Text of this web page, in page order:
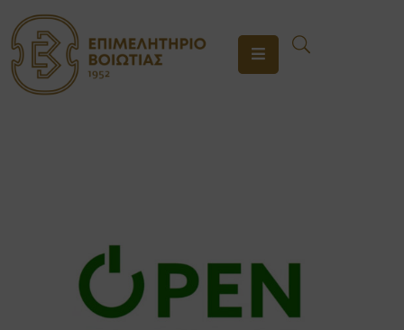
ΤΟ
ΕΠΙΜΕΛΗΤΗΡΙΟ